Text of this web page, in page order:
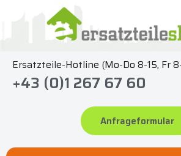
springen
Ersatzteile-Hotline (Mo-Do 8-15, Fr
+43 (0)1 267 67 60
Anfrageformular